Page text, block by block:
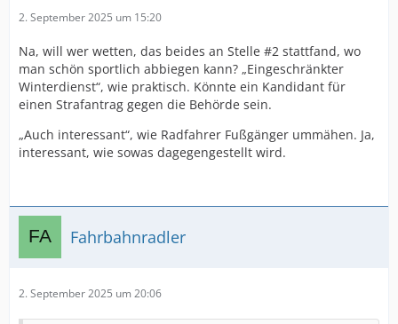
2. September 2025 um 15:20
Na, will wer wetten, das beides an Stelle #2 stattfand, wo
man schön sportlich abbiegen kann? „Eingeschränkter
Winterdienst“, wie praktisch. Könnte ein Kandidant für
einen Strafantrag gegen die Behörde sein.
„Auch interessant“, wie Radfahrer Fußgänger ummähen. Ja,
interessant, wie sowas dagegengestellt wird.
Fahrbahnradler
2. September 2025 um 20:06